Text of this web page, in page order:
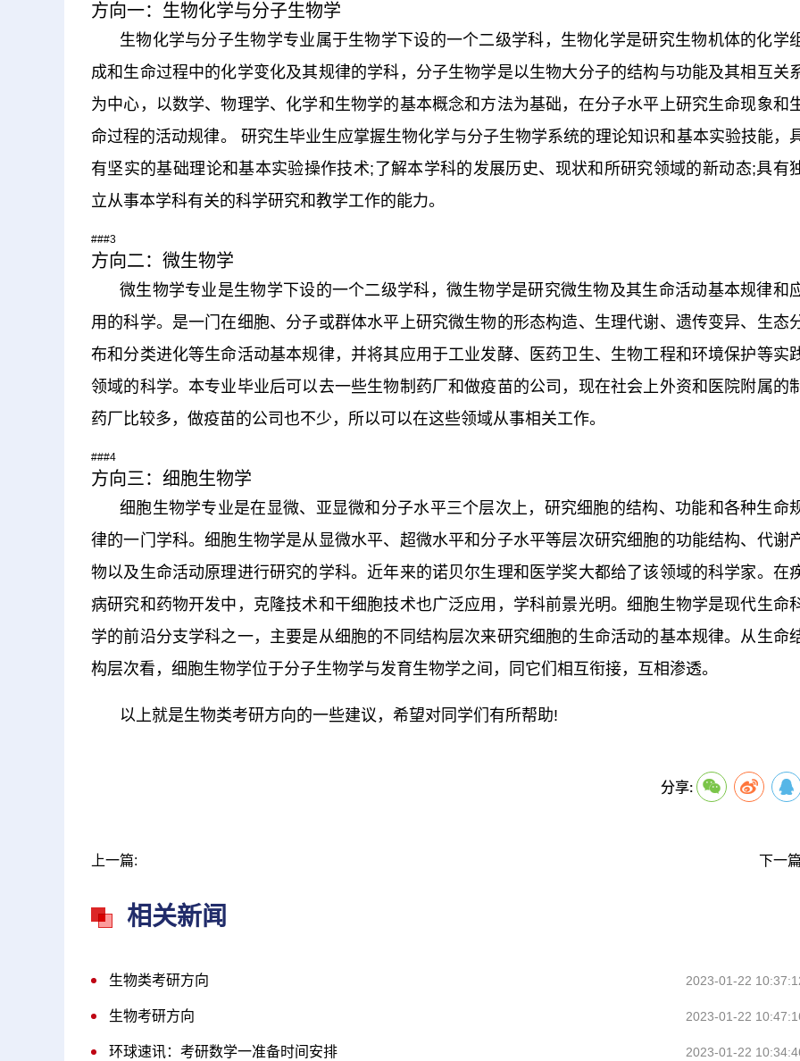
方向一：生物化学与分子生物学
生物化学与分子生物学专业属于生物学下设的一个二级学科，生物化学是研究生物机体的化学
成和生命过程中的化学变化及其规律的学科，分子生物学是以生物大分子的结构与功能及其相互关
为中心，以数学、物理学、化学和生物学的基本概念和方法为基础，在分子水平上研究生命现象和
命过程的活动规律。 研究生毕业生应掌握生物化学与分子生物学系统的理论知识和基本实验技能，
有坚实的基础理论和基本实验操作技术;了解本学科的发展历史、现状和所研究领域的新动态;具有
立从事本学科有关的科学研究和教学工作的能力。
###3
方向二：微生物学
微生物学专业是生物学下设的一个二级学科，微生物学是研究微生物及其生命活动基本规律和
用的科学。是一门在细胞、分子或群体水平上研究微生物的形态构造、生理代谢、遗传变异、生态
布和分类进化等生命活动基本规律，并将其应用于工业发酵、医药卫生、生物工程和环境保护等实
领域的科学。本专业毕业后可以去一些生物制药厂和做疫苗的公司，现在社会上外资和医院附属的
药厂比较多，做疫苗的公司也不少，所以可以在这些领域从事相关工作。
###4
方向三：细胞生物学
细胞生物学专业是在显微、亚显微和分子水平三个层次上，研究细胞的结构、功能和各种生命
律的一门学科。细胞生物学是从显微水平、超微水平和分子水平等层次研究细胞的功能结构、代谢
物以及生命活动原理进行研究的学科。近年来的诺贝尔生理和医学奖大都给了该领域的科学家。在
病研究和药物开发中，克隆技术和干细胞技术也广泛应用，学科前景光明。细胞生物学是现代生命
学的前沿分支学科之一，主要是从细胞的不同结构层次来研究细胞的生命活动的基本规律。从生命
构层次看，细胞生物学位于分子生物学与发育生物学之间，同它们相互衔接，互相渗透。
以上就是生物类考研方向的一些建议，希望对同学们有所帮助!
分享:
上一篇: 下一
相关新闻
生物类考研方向 2023-01-22
生物考研方向 2023-01-22
环球速讯：考研数学一准备时间安排 2023-01-22